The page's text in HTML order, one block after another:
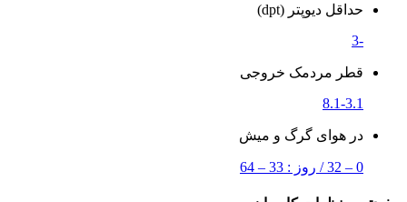
حداقل دیوپتر (dpt)
-3
قطر مردمک خروجی
8.1-3.1
در هوای گرگ و میش
0 – 32 / روز : 33 – 64